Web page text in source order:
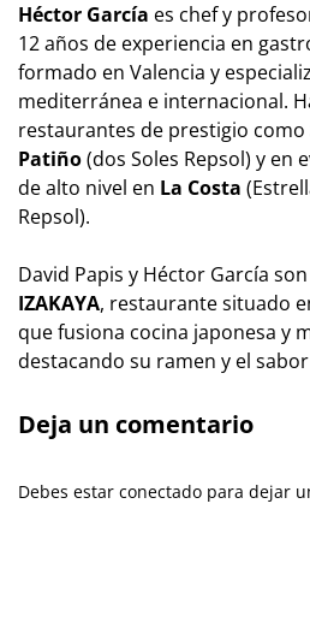
Héctor García es chef y
12 años de experiencia en
formado en Valencia y
mediterránea e internacional.
restaurantes de prestigio como
Patiño(dos Soles Repsol) y en
de alto nivel en La Costa
Repsol).
David Papis y Héctor García
IZAKAYA, restaurante situado
que fusiona cocina japonesa y
destacando su ramen y el
Deja un comentario
Debes estar conectado para dejar